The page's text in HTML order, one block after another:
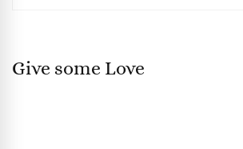
Give some Love